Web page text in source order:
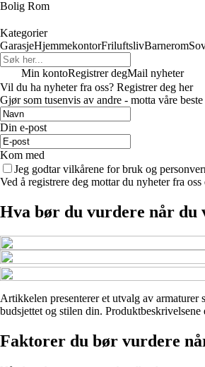
Bolig Rom
Kategorier
GarasjeHjemmekontorFriluftslivBarnerom
Min kontoRegistrer degMail nyheter
Vil du ha nyheter fra oss? Registrer deg her
Gjør som tusenvis av andre - motta våre beste
Din e-post
Kom med
Jeg godtar vilkårene for bruk og
Ved å registrere deg mottar du nyheter fra
Hva bør du vurdere når du
Artikkelen presenterer et utvalg av armaturer
budsjettet og stilen din.
Faktorer du bør vurdere